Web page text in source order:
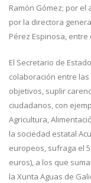
Ramón Gómez; por el
por la directora
Pérez Espinosa,
El Secretario de
colaboración entre
objetivos, suplir
ciudadanos, con
Agricultura,
la sociedad estatal
europeos, sufraga el
euros), a los que
la Xunta Aguas de